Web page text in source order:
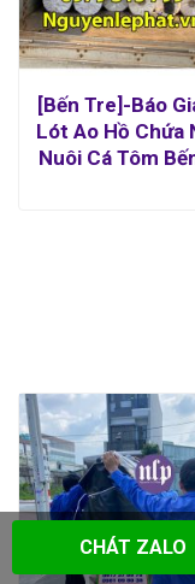
[Bến Tre]-Báo
Lót Ao Hồ Chứa
Nuôi Cá Tôm
CHÁT ZALO